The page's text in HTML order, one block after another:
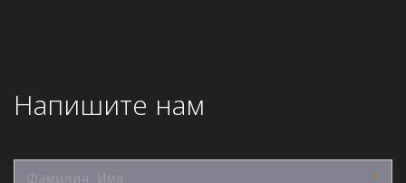
Напишите нам